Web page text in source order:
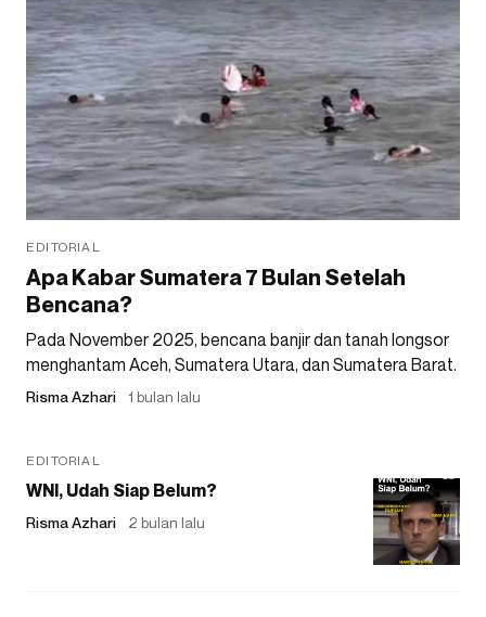
EDITORIAL
Apa Kabar Sumatera 7 Bulan Setelah
Bencana?
Pada November 2025, bencana banjir dan tanah longsor
menghantam Aceh, Sumatera Utara, dan Sumatera Barat.
Risma Azhari 1 bulan lalu
EDITORIAL
WNI, Udah Siap Belum?
Risma Azhari 2 bulan lalu